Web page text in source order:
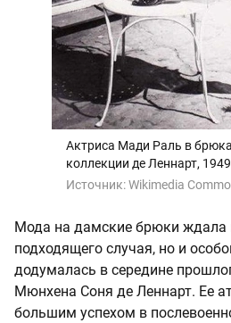
Актриса Мади Раль в
коллекции де Леннарт, 1949
Источник:Wikimedia
Мода на дамские брюки ждала
подходящего случая, но и
додумалась в середине
Мюнхена Соня де Леннарт. Ее
большим успехом в